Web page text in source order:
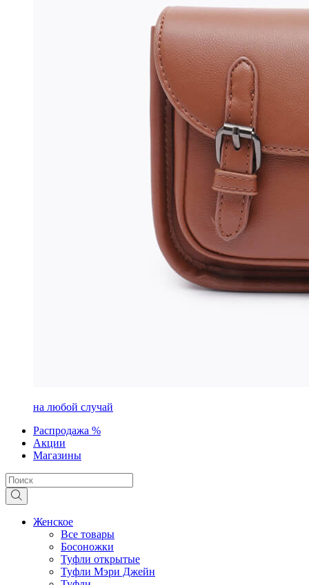
на любой случай
Распродажа %
Акции
Магазины
Женское
Все товары
Босоножки
Туфли открытые
Туфли Мэри Джейн